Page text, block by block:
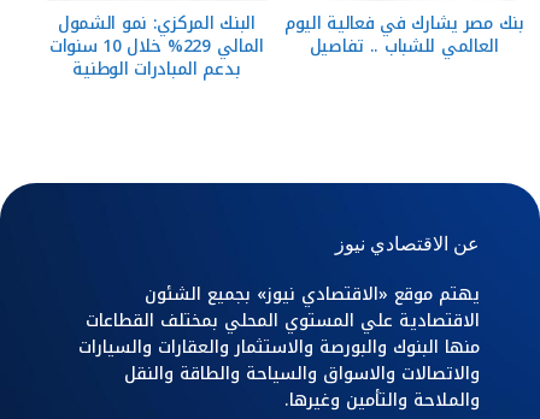
بنك مصر يشارك في فعالية اليوم
العالمي للشباب .. تفاصيل
البنك المركزي: نمو الشمول
المالي 229% خلال 10 سنوات
بدعم المبادرات الوطنية
عن الاقتصادي نيوز
يهتم موقع «الاقتصادي نيوز» بجميع الشئون
الاقتصادية علي المستوي المحلي بمختلف القطاعات
منها البنوك والبورصة والاستثمار والعقارات والسيارات
والاتصالات والاسواق والسياحة والطاقة والنقل
والملاحة والتأمين وغيرها.